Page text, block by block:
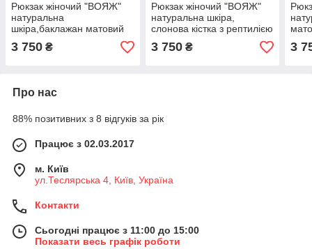
Рюкзак жіночий "ВОЯЖ"
натуральна
шкіра,баклажан матовий
3 750 ₴
Рюкзак жіночий "ВОЯЖ"
натуральна шкіра,
слонова кістка з рептилією
3 750₴ 3
Про нас
88% позитивних з 8 відгуків за рік
Працює з 02.03.2017
м. Київ
ул.Теслярська 4, Київ, Україна
Контакти
Сьогодні працює з 11:00 до 15:00
Показати весь графік роботи